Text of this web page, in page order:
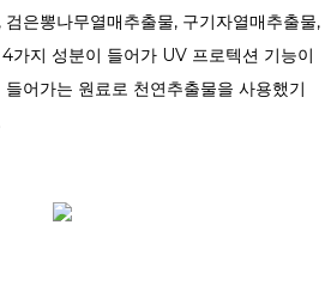
검은뽕나무열매추출물, 구기자열매추출물,
가지 성분이 들어가 UV 프로텍션 기능이
어가는 원료로 천연추출물을 사용했기